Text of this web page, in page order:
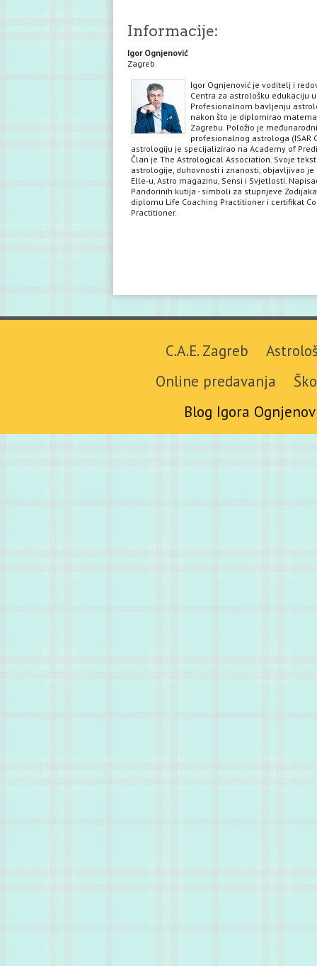
Informacije:
Igor Ognjenović
Zagreb
Igor Ognjenović je voditelj i
Centra za astrološku edukaciju
Profesionalnom bavljenju
nakon što je diplomirao
Zagrebu. Položio je
profesionalnog astrologa (ISAR
astrologiju je specijalizirao na Academy of
Član je The Astrological Association. Svoje
astrologije, duhovnosti i znanosti, objavljivao je
Elle-u, Astro magazinu, Sensi i Svjetlosti.
Pandorinih kutija - simboli za stupnjeve
diplomu Life Coaching Practitioner i certifikat
Practitioner.
C.A.E. Zagreb
Online predavanja
Blog Igora